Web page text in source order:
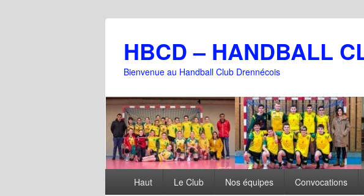
HBCD – HANDBALL
Bienvenue au Handball Club Drennécois
principalHaut Le Club Nos équipes Convocations